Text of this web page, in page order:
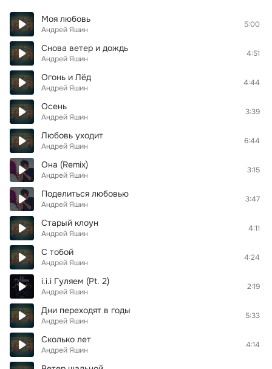
Моя любовь
Андрей Яшин
5:00
Снова ветер и дождь
Андрей Яшин
4:51
Огонь и Лёд
Андрей Яшин
4:44
Осень
Андрей Яшин
3:39
Любовь уходит
Андрей Яшин
6:44
Она (Remix)
Андрей Яшин
3:15
Поделиться любовью
Андрей Яшин
3:47
Старый клоун
Андрей Яшин
4:11
С тобой
Андрей Яшин
4:24
i.i.i Гуляем (Pt. 2)
Андрей Яшин
2:19
Дни переходят в годы
Андрей Яшин
5:33
Сколько лет
Андрей Яшин
4:14